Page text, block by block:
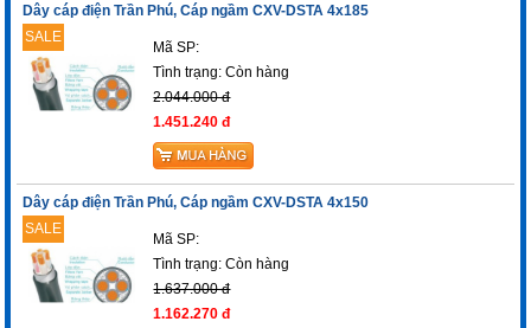
Dây cáp điện Trần Phú, Cáp ngầm CXV-DSTA 4x185
SALE
Mã SP:
Tình trạng:Còn hàng
2.044.000 đ
1.451.240 đ
Dây cáp điện Trần Phú, Cáp ngầm CXV-DSTA 4x150
SALE
Mã SP:
Tình trạng:Còn hàng
1.637.000 đ
1.162.270 đ